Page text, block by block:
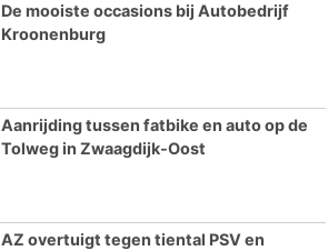
De mooiste occasions bij Autobedrijf
Kroonenburg
Aanrijding tussen fatbike en auto op de
Tolweg in Zwaagdijk-Oost
AZ overtuigt tegen tiental PSV en